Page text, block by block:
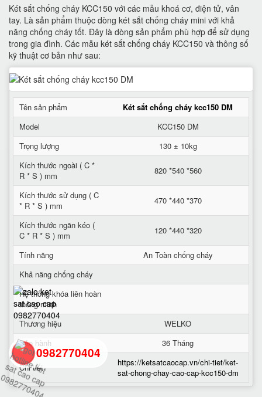
Két sắt chống cháy KCC150 với các mẫu khoá cơ, điện tử, vân
tay. Là sản phẩm thuộc dòng két sắt chống cháy mini với khả
năng chống cháy tốt. Đây là dòng sản phẩm phù hợp để sử dụng
trong gia đình. Các mẫu két sắt chống cháy KCC150 và thông số
kỹ thuật cơ bản như sau:
Tên sản phẩm
Két sắt chống cháy kcc150 DM
Model
KCC150 DM
Trọng lượng
130 ± 10kg
Kích thước ngoài ( C *
R * S ) mm
820 *540 *560
Kích thước sử dụng ( C
* R * S ) mm
470 *440 *370
Kích thước ngăn kéo (
C * R * S ) mm
120 *440 *320
Tính năng
An Toàn chống cháy
Khả năng chống cháy
Hệ thống khóa liên hoàn
thông minh
Thương hiệu
WELKO
Bảo hành
36 Tháng
Chi tiết
https://ketsatcaocap.vn/chi-tiet/ket-
sat-chong-chay-cao-cap-kcc150-dm
0982770404
back